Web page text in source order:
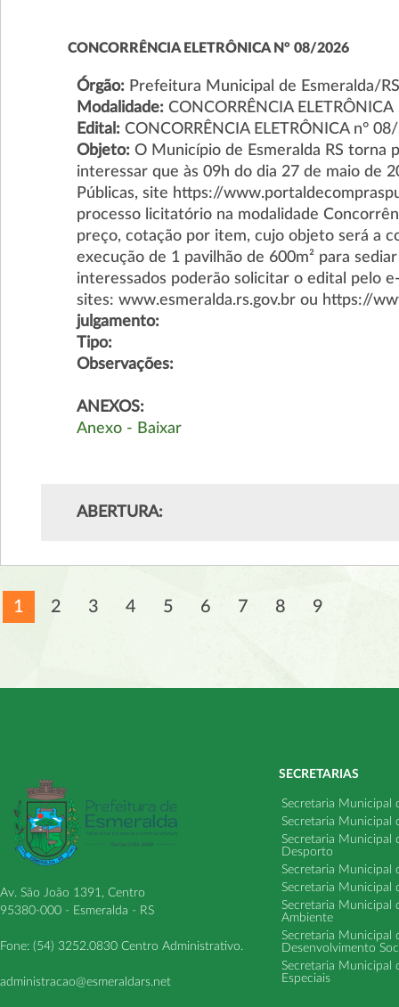
CONCORRÊNCIA ELETRÔNICA N° 08/2026
Órgão:Prefeitura Municipal de Esmeralda/RS
Modalidade:CONCORRÊNCIA ELETRÔNICA
Edital:CONCORRÊNCIA ELETRÔNICA n°
Objeto:O Município de Esmeralda RS torna
interessar que às 09h do dia 27 de maio de
Públicas, site https://
processo licitatório na modalidade
preço, cotação por item, cujo objeto será a
execução de 1 pavilhão de 600m² para
interessados poderão solicitar o edital pelo
sites: www.esmeralda.rs.gov.br ou https://
julgamento:
Tipo:
Observações:
ANEXOS:
Anexo - Baixar
ABERTURA:
1 2 3 4 5 6 7 8 9
Av. São João 1391, Centro
95380-000 - Esmeralda - RS
Fone: (54) 3252.0830 Centro Administrativo.
administracao@esmeraldars.net
SECRETARIAS
Secretaria Municipal
Secretaria Municipal
Secretaria Municipal
Desporto
Secretaria Municipal
Secretaria Municipal
Secretaria Municipal
Ambiente
Secretaria Municipal
Desenvolvimento
Secretaria Municipal
Especiais